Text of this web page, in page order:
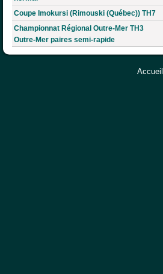
Coupe Imokursi (Rimouski (Québec)) TH7
Championnat Régional Outre-Mer TH3
Outre-Mer paires semi-rapide
Accueil